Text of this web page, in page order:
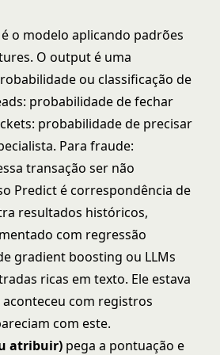
é o modelo aplicando padrões
O output é uma
ou classificação de
probabilidade de fechar
probabilidade de precisar
Para fraude:
transação ser não
Predict é correspondência de
resultados históricos,
com regressão
gradient boosting ou LLMs
ricas em texto. Ele estava
com registros
com este.
atribuir) pega a pontuação e